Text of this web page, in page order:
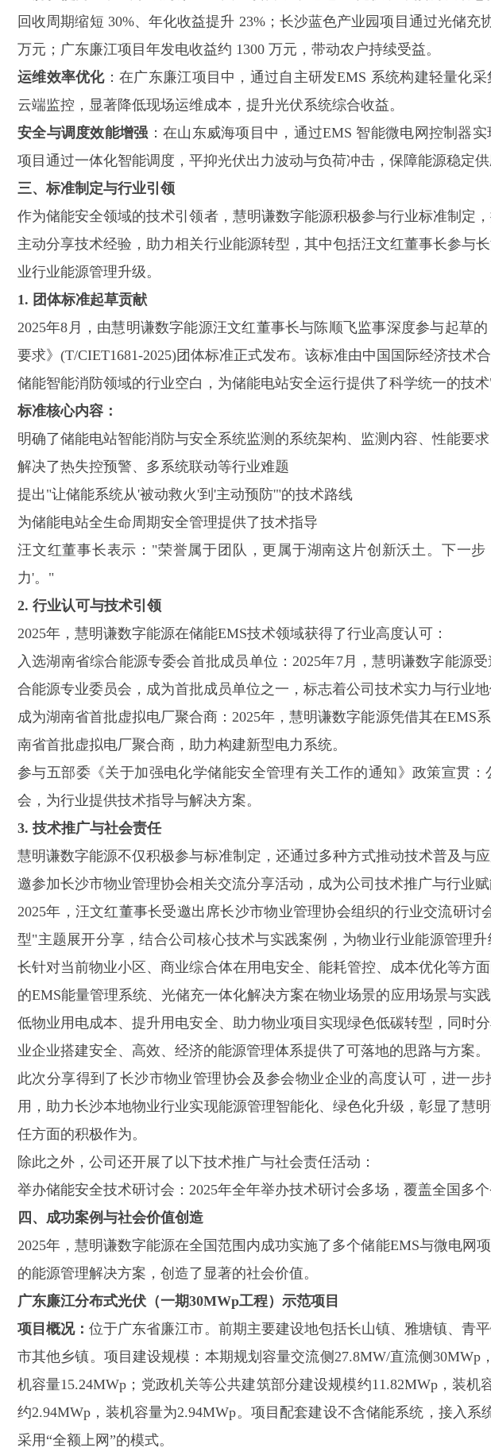
回收周期缩短 30%、年化收益提升 23%；长沙蓝色产业园项目通过光储充
万元；广东廉江项目年发电收益约 1300 万元，带动农户持续受益。
运维效率优化：在广东廉江项目中，通过自主研发EMS 系统构建轻量化
云端监控，显著降低现场运维成本，提升光伏系统综合收益。
安全与调度效能增强 ：在山东威海项目中，通过EMS 智能微电网控制器
项目通过一体化智能调度，平抑光伏出力波动与负荷冲击，保障能源稳定供
三、标准制定与行业引领
作为储能安全领域的技术引领者，慧明谦数字能源积极参与行业标准制定
主动分享技术经验，助力相关行业能源转型，其中包括汪文红董事长参与
业行业能源管理升级。
1. 团体标准起草贡献
2025年8月，由慧明谦数字能源汪文红董事长与陈顺飞监事深度参与起草
要求》(T/CIET1681-2025)团体标准正式发布。该标准由中国国际经济技术
储能智能消防领域的行业空白，为储能电站安全运行提供了科学统一的技术
标准核心内容：
明确了储能电站智能消防与安全系统监测的系统架构、监测内容、性能要
解决了热失控预警、多系统联动等行业难题
提出"让储能系统从'被动救火'到'主动预防'"的技术路线
为储能电站全生命周期安全管理提供了技术指导
汪文红董事长表示： "荣誉属于团队，更属于湖南这片创新沃土。下一
力'。"
2. 行业认可与技术引领
2025年，慧明谦数字能源在储能EMS技术领域获得了行业高度认可：
入选湖南省综合能源专委会首批成员单位：2025年7月，慧明谦数字能源
合能源专业委员会，成为首批成员单位之一，标志着公司技术实力与行业地
成为湖南省首批虚拟电厂聚合商：2025年，慧明谦数字能源凭借其在EMS
南省首批虚拟电厂聚合商，助力构建新型电力系统。
参与五部委《关于加强电化学储能安全管理有关工作的通知》政策宣贯
会，为行业提供技术指导与解决方案。
3. 技术推广与社会责任
慧明谦数字能源不仅积极参与标准制定，还通过多种方式推动技术普及与
邀参加长沙市物业管理协会相关交流分享活动，成为公司技术推广与行业赋
2025年，汪文红董事长受邀出席长沙市物业管理协会组织的行业交流研
型"主题展开分享，结合公司核心技术与实践案例，为物业行业能源管理
长针对当前物业小区、商业综合体在用电安全、能耗管控、成本优化等方
的EMS能量管理系统、光储充一体化解决方案在物业场景的应用场景与实
低物业用电成本、提升用电安全、助力物业项目实现绿色低碳转型，同时
业企业搭建安全、高效、经济的能源管理体系提供了可落地的思路与方案。
此次分享得到了长沙市物业管理协会及参会物业企业的高度认可，进一
用，助力长沙本地物业行业实现能源管理智能化、绿色化升级，彰显了慧
任方面的积极作为。
除此之外，公司还开展了以下技术推广与社会责任活动：
举办储能安全技术研讨会： 2025年全年举办技术研讨会多场，覆盖全国多
四、成功案例与社会价值创造
2025年，慧明谦数字能源在全国范围内成功实施了多个储能EMS与微电网
的能源管理解决方案，创造了显著的社会价值。
广东廉江分布式光伏（一期30MWp工程） 示范项目
项目概况：位于广东省廉江市。前期主要建设地包括长山镇、雅塘镇、青
市其他乡镇。项目建设规模：本期规划容量交流侧27.8MW/直流侧30MWp
机容量15.24MWp；党政机关等公共建筑部分建设规模约11.82MWp，装机
约2.94MWp，装机容量为2.94MWp。项目配套建设不含储能系统，接入系
采用“全额上网”的模式。